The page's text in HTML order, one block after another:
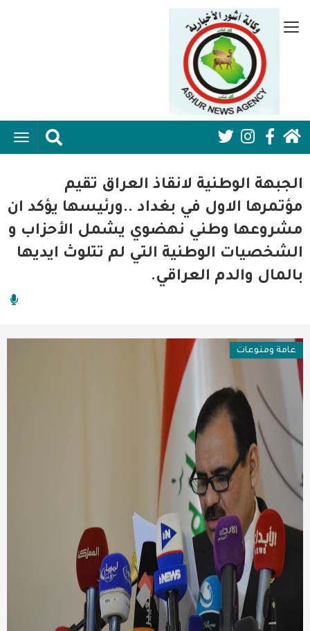
إلى
Social
Media:
Header
الجبهة الوطنية لانقاذ العراق تقيم
مؤتمرها الاول في بغداد ..ورئيسها يؤكد ان
مشروعها وطني نهضوي يشمل الأحزاب و
الشخصيات الوطنية التي لم تتلوث ايديها
بالمال والدم العراقي.
عامة ومنوعات
قائمة
جانبية
الرئيسية
اقتصاد واعمال
امنية
رياضة
عربية ودولية
تحقيقات صحفية
مقالات
عامة ومنوعات
طب وصحة